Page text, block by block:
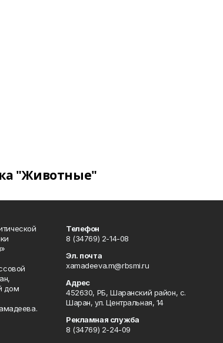
"Животные"
дом
Телефон
8 (34769) 2-14-08
Эл. почта
xamadeeva.m@rbsmi.ru
Адрес
452630, РБ, Шаранский район, с.
Шаран, ул. Центральная, 14
Рекламная служба
8 (34769) 2-24-09